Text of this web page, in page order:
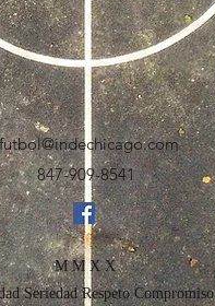
futbol@indechicago.com
847-909-8541
M M X X
Seriedad Respeto Compromiso